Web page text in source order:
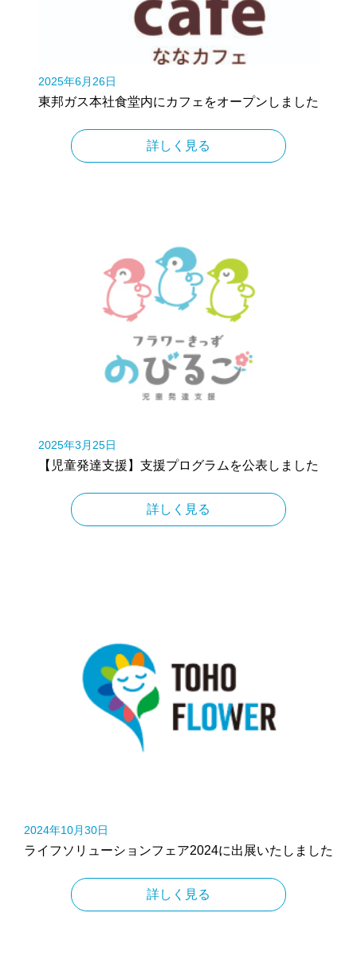
2025年6月26日
東邦ガス本社食堂内にカフェをオープンしました
詳しく見る
2025年3月25日
【児童発達支援】支援プログラムを公表しました
詳しく見る
2024年10月30日
ライフソリューションフェア2024に出展いたしました
詳しく見る